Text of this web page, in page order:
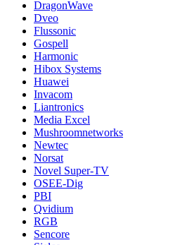
DragonWave
Dveo
Flussonic
Gospell
Harmonic
Hibox Systems
Huawei
Invacom
Liantronics
Media Excel
Mushroomnetworks
Newtec
Norsat
Novel Super-TV
OSEE-Dig
PBI
Qvidium
RGB
Sencore